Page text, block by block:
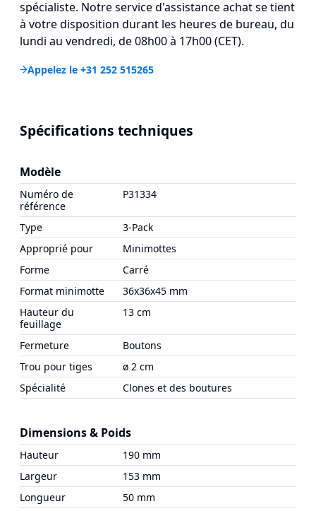
spécialiste. Notre service d'assistance achat se tient
à votre disposition durant les heures de bureau, du
lundi au vendredi, de 08h00 à 17h00 (CET).
Appelez le +31 252 515265
Spécifications techniques
Modèle
Numéro de
référence
P31334
Type
3-Pack
Approprié pour
Minimottes
Forme
Carré
Format minimotte
36x36x45 mm
Hauteur du
feuillage
13 cm
Fermeture
Boutons
Trou pour tiges
ø 2 cm
Spécialité
Clones et des boutures
Dimensions & Poids
Hauteur
190 mm
Largeur
153 mm
Longueur
50 mm